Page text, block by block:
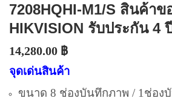
7208HQHI-M1/S สินค้าข
HIKVISION รับประกัน 4
14,280.00 ฿
จุดเด่นสินค้า
ขนาด 8 ช่องบันทึกภาพ / 1ช่องบั